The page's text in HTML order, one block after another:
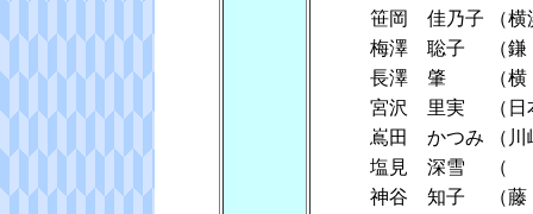
笹岡 佳乃子
（
梅澤 聡子
（
長澤 肇
（
宮沢 里実
（
嶌田 かつみ
（
塩見 深雪
神谷 知子
（